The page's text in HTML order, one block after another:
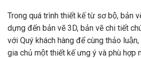
Trong quá trình thiết kế từ sơ bộ, bản
dựng đến bản vẽ 3D, bản vẽ chi tiết
với Quý khách hàng để cùng thảo
gia chủ một thiết kế ưng ý và phù hợp